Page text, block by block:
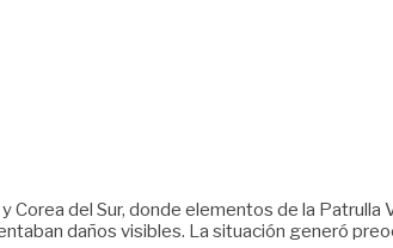
Corea del Sur, donde elementos de la
daños visibles. La situación generó